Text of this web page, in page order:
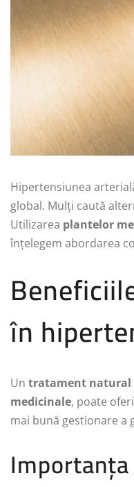
Hipertensiunea
global. Mulți caută
Utilizarea plantelor
înțelegem abordarea
în
Un tratament natural
medicinale, poate
mai bună gestionare a